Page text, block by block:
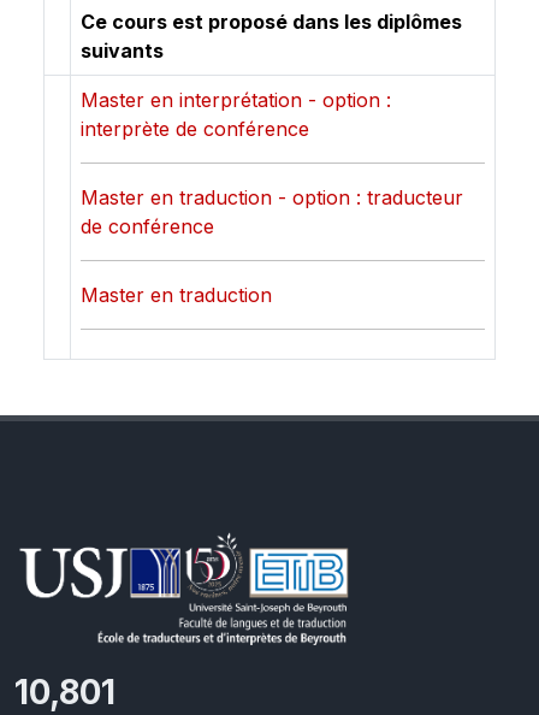
Ce cours est proposé dans les diplômes
suivants
Master en interprétation - option :
interprète de conférence
Master en traduction - option : traducteur
de conférence
Master en traduction
11,727